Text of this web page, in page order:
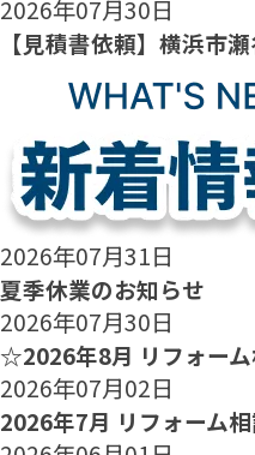
2026年07月30日
【見積書依頼】横浜市
2026年07月31日
夏季休業のお知らせ
2026年07月30日
☆2026年8月 リフォー
2026年07月02日
2026年7月 リフォーム